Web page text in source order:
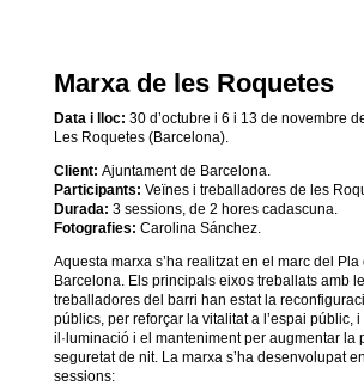
Marxa de les Roquetes
Data i lloc: 30 d’octubre i 6 i 13 de novembre
Les Roquetes (Barcelona).
Client: Ajuntament de Barcelona.
Participants: Veïnes i treballadores de les
Durada: 3 sessions, de 2 hores cadascuna.
Fotografies: Carolina Sánchez.
Aquesta marxa s’ha realitzat en el marc del Pla
Barcelona. Els principals eixos treballats amb
treballadores del barri han estat la
públics, per reforçar la vitalitat a l’espai públic,
il·luminació i el manteniment per augmentar la
seguretat de nit. La marxa s’ha desenvolupat
sessions: